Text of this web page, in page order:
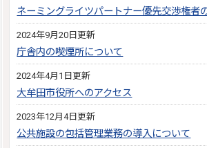
ネーミングライツパートナー優先交渉権者
2024年9月20日更新
庁舎内の喫煙所について
2024年4月1日更新
大牟田市役所へのアクセス
2023年12月4日更新
公共施設の包括管理業務の導入について